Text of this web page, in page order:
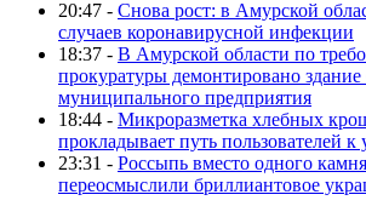
20:47 - Снова рост: в Амурской
случаев коронавирусной инфекции
18:37 - В Амурской области по
прокуратуры демонтировано
муниципального предприятия
18:44 - Микроразметка хлебных
прокладывает путь пользователей к
23:31 - Россыпь вместо одного
переосмыслили бриллиантовое